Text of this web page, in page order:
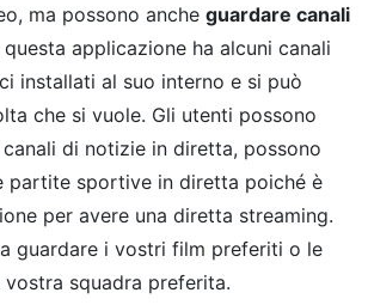
ma possono anche guardare canali
questa applicazione ha alcuni canali
installati al suo interno e si può
che si vuole. Gli utenti possono
di notizie in diretta, possono
partite sportive in diretta poiché è
per avere una diretta streaming.
guardare i vostri film preferiti o le
squadra preferita.